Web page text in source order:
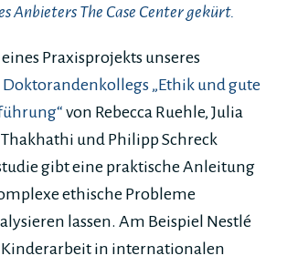
Anbieters The Case Center gekürt.
Praxisprojekts unseres
„Ethik und gute
von Rebecca Ruehle, Julia
und Philipp Schreck
gibt eine praktische Anleitung
ethische Probleme
lassen. Am Beispiel Nestlé
Kinderarbeit in internationalen